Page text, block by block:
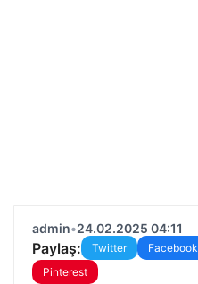
admin•24.02.2025 04:11
Paylaş: Twitter Facebook
Pinterest